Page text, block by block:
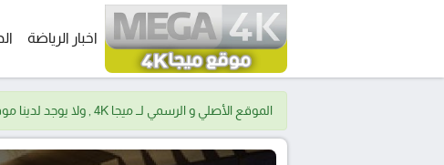
اخبار الرياضة
الموقع الأصلي و الرسمي لــ ميجا 4K , ولا يوجد لدينا موقع اخر.